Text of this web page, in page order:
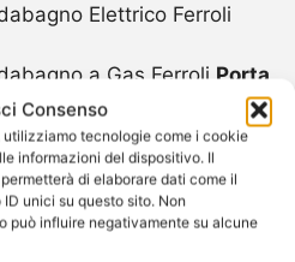
Consenso
utilizziamo tecnologie come i cookie
informazioni del dispositivo. Il
di elaborare dati come il
unici su questo sito. Non
può influire negativamente su alcune
Elettrico Ferroli
a Gas Ferroli Porta
Garibaldi Milano
Porta Garibaldi Milano
Porta Garibaldi Milano
CostoPorta Garibaldi